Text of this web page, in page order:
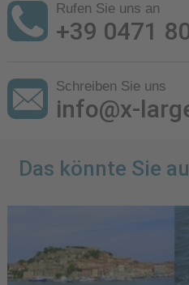
Rufen Sie uns an
+39 0471
Schreiben Sie uns
info@x-
Das könnte Sie